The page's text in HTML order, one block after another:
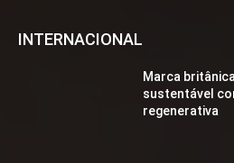
INTERNACIONAL
Marca
sustentável
regenerativa